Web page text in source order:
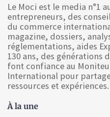
Le Moci est le media n°1
entrepreneurs, des
du commerce
magazine, dossiers,
réglementations, aides
130 ans, des générations
font confiance au
International pour
ressources et expériences.
À la une